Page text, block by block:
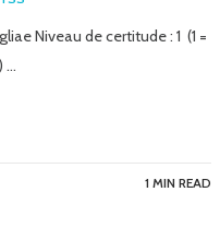
Niveau de certitude : 1 (1 =
…
1 MIN READ